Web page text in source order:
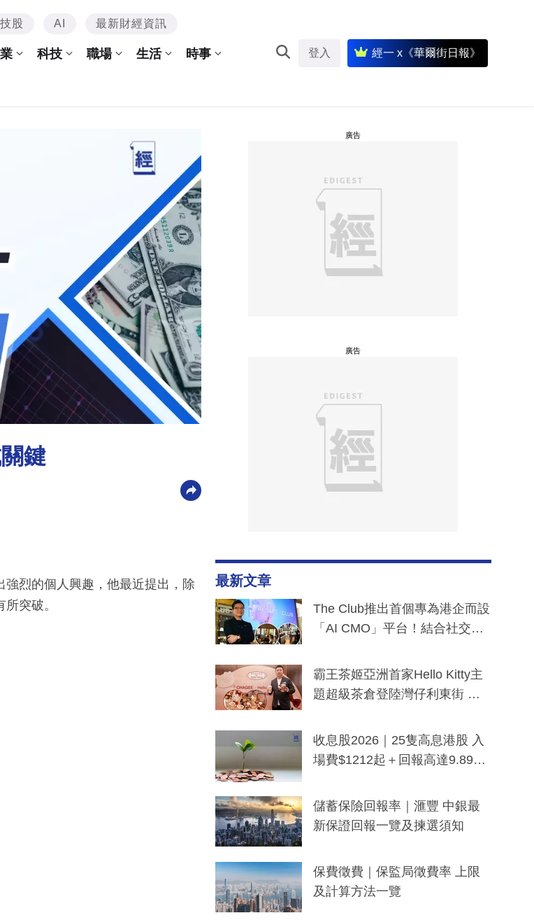
股 AI 最新財經資訊
科技 職場 生活 時事 登入 經一 x《華爾街日報》
鍵
強烈的個人興趣，他最近提出，除
突破。
廣告
廣告
最新文章
The Club推出首個專為港企而設
「AI CMO」平台！結合社交聆
分鐘生成「貼地」宣傳短片
霸王茶姬亞洲首家Hello Kitty主
題超級茶倉登陸灣仔利東街 推
y及香港限定特調系列
收息股2026｜25隻高息港股 入
場費$1212起＋回報高達9.89
儲蓄保險回報率｜滙豐 中銀最
新保證回報一覽及揀選須知
保費徵費｜保監局徵費率 上限
及計算方法一覽